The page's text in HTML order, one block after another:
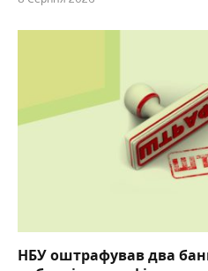
НБУ оштрафував два